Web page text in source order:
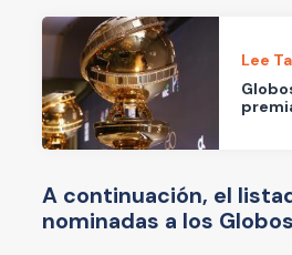
Lee
A continuación, el
nominadas a los